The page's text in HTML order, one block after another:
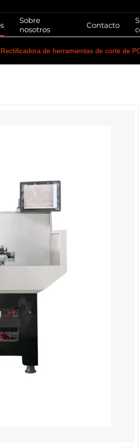
Sobre
nosotros
Contacto
Rectificadora de herramientas de corte de